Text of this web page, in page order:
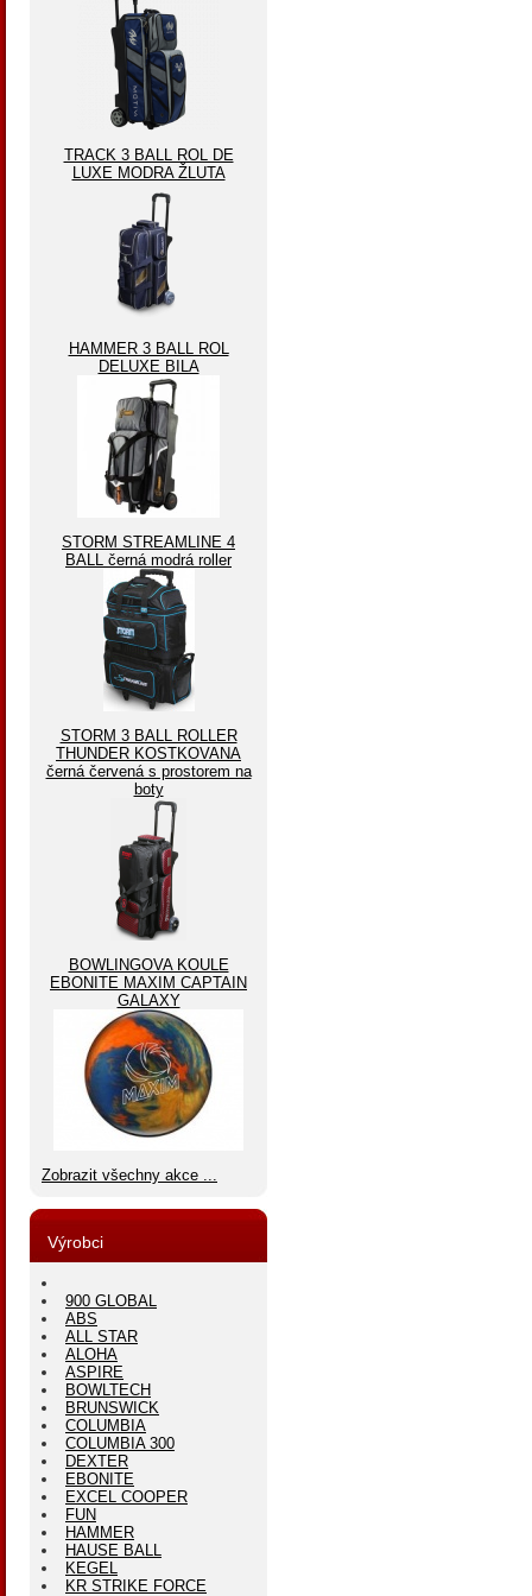
TRACK 3 BALL ROL DE
LUXE MODRA ŽLUTA
HAMMER 3 BALL ROL
DELUXE BILA
STORM STREAMLINE 4
BALL černá modrá roller
STORM 3 BALL ROLLER
THUNDER KOSTKOVANA
černá červená s prostorem na
boty
BOWLINGOVA KOULE
EBONITE MAXIM CAPTAIN
GALAXY
Zobrazit všechny akce ...
Výrobci
900 GLOBAL
ABS
ALL STAR
ALOHA
ASPIRE
BOWLTECH
BRUNSWICK
COLUMBIA
COLUMBIA 300
DEXTER
EBONITE
EXCEL COOPER
FUN
HAMMER
HAUSE BALL
KEGEL
KR STRIKE FORCE